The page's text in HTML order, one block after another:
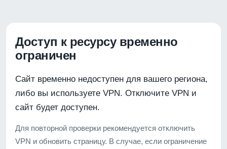
Доступ к ресурсу временно
ограничен
Сайт временно недоступен для вашего региона,
либо вы используете VPN. Отключите VPN и
сайт будет доступен.
Для повторной проверки рекомендуется отключить
VPN и обновить страницу. В случае, если ограничение